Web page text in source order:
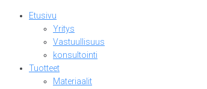
Etusivu
Yritys
Vastuullisuus
konsultointi
Tuotteet
Materiaalit